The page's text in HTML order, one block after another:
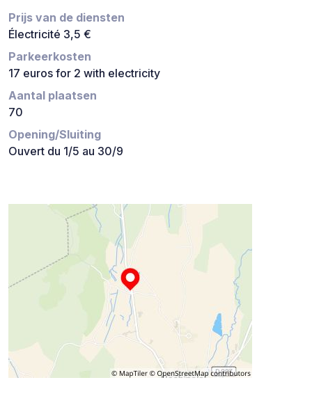
Prijs van de diensten
Électricité 3,5 €
Parkeerkosten
17 euros for 2 with electricity
Aantal plaatsen
70
Opening/Sluiting
Ouvert du 1/5 au 30/9